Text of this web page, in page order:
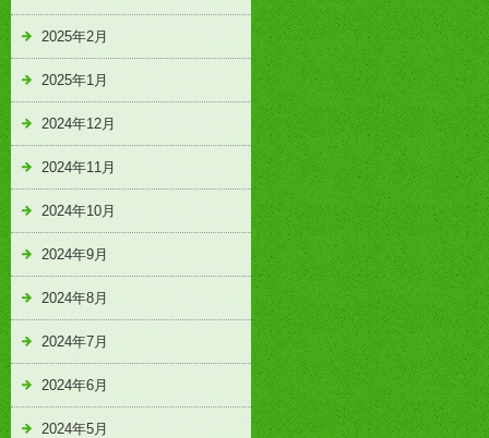
2025年2月
2025年1月
2024年12月
2024年11月
2024年10月
2024年9月
2024年8月
2024年7月
2024年6月
2024年5月